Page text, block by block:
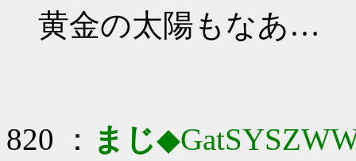
黄金の太陽もなあ…
820 ： まじ